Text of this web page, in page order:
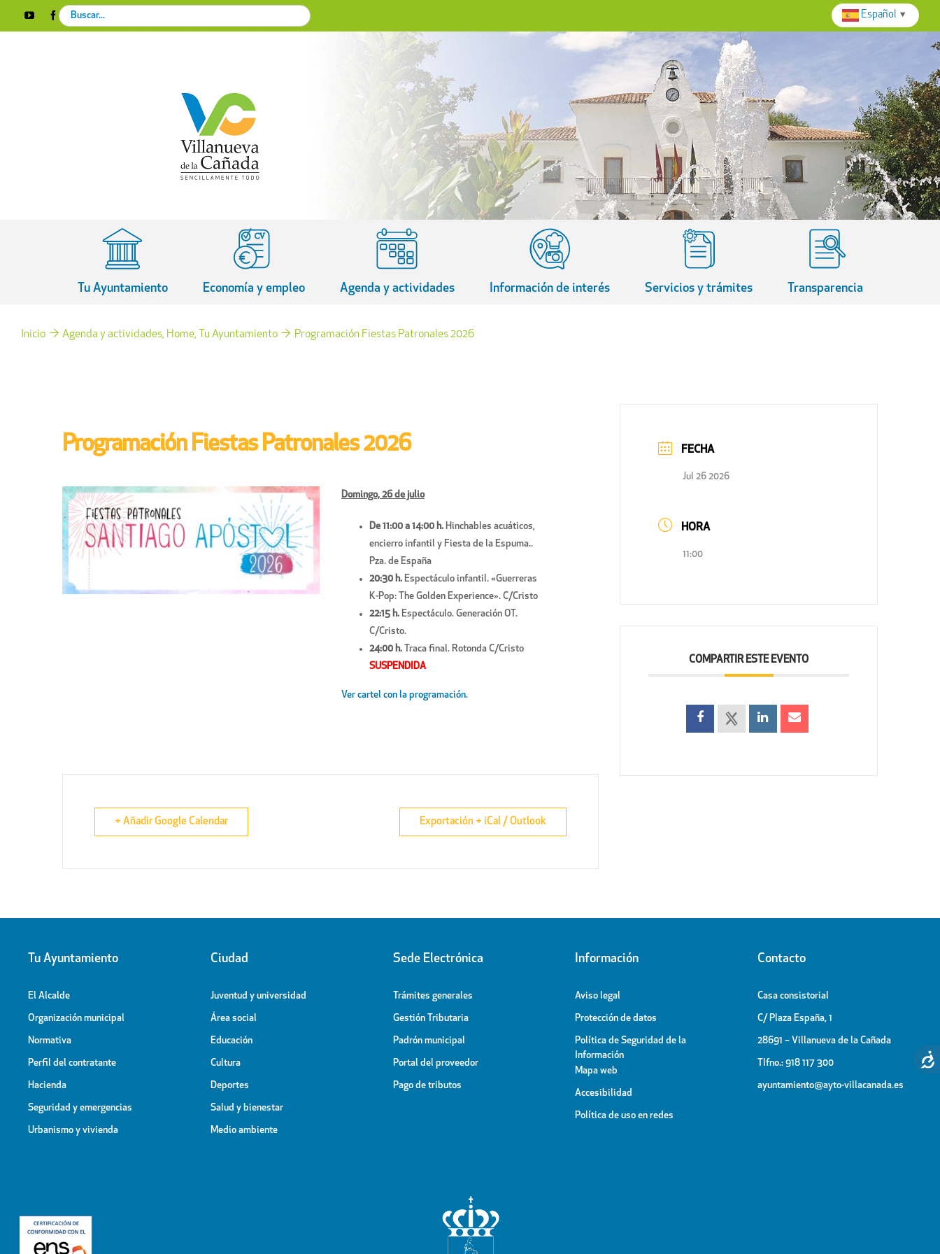
YouTubeFacebookInstagram
X
Search
for:
Tu Ayuntamiento Economía y empleo Agenda y actividades Información de interés Servicios y trámites Transparencia
Inicio Agenda y actividades Home Tu Ayuntamiento Programación Fiestas Patronales 2026
Programación Fiestas Patronales 2026
Domingo, 26 de julio
De 11:00 a 14:00 h. Hinchables acuáticos,
encierro infantil y Fiesta de la Espuma..
Pza. de España
20:30 h. Espectáculo infantil. «Guerreras
K-Pop: The Golden Experience». C/Cristo
22:15 h. Espectáculo. Generación OT.
C/Cristo.
24:00 h. Traca final. Rotonda C/Cristo
SUSPENDIDA
Ver cartel con la programación.
+ Añadir Google Calendar Exportación + iCal / Outlook
FECHA
Jul 26 2026
HORA
11:00
COMPARTIR ESTE EVENTO
Tu Ayuntamiento
El Alcalde
Organización municipal
Normativa
Perfil del contratante
Hacienda
Seguridad y emergencias
Urbanismo y vivienda
Ciudad
Juventud y universidad
Área social
Educación
Cultura
Deportes
Salud y bienestar
Medio ambiente
Sede Electrónica
Trámites generales
Gestión Tributaria
Padrón municipal
Portal del proveedor
Pago de tributos
Información
Aviso legal
Protección de datos
Política de Seguridad de la
Información
Mapa web
Accesibilidad
Política de uso en redes
Contacto
Casa consistorial
C/ Plaza España, 1
28691 – Villanueva de la Cañada
Tlfno.: 918 117 300
ayuntamiento@ayto-villacanada.es
Español ▼